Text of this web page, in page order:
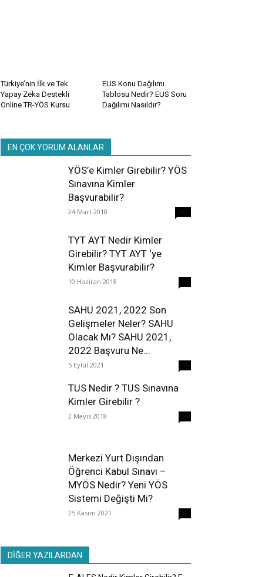
Türkiye’nin İlk ve Tek
Yapay Zeka Destekli
Online TR-YÖS Kursu
EUS Konu Dağılımı
Tablosu Nedir? EUS Soru
Dağılımı Nasıldır?
EN ÇOK YORUM ALANLAR
YÖS’e Kimler Girebilir? YÖS
Sınavına Kimler
Başvurabilir?
24 Mart 2018
TYT AYT Nedir Kimler
Girebilir? TYT AYT ‘ye
Kimler Başvurabilir?
10 Haziran 2018
SAHU 2021, 2022 Son
Gelişmeler Neler? SAHU
Olacak Mı? SAHU 2021,
2022 Başvuru Ne...
5 Eylül 2021
TUS Nedir ? TUS Sınavına
Kimler Girebilir ?
2 Mayıs 2018
Merkezi Yurt Dışından
Öğrenci Kabul Sınavı –
MYÖS Nedir? Yeni YÖS
Sistemi Değişti Mi?
25 Kasım 2021
DİĞER YAZILARDAN